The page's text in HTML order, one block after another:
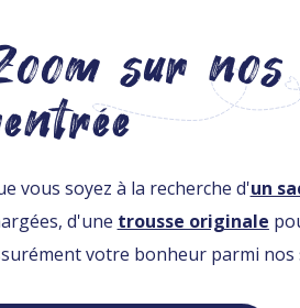
sur nos
vous soyez à la recherche d'un
d'une trousse originale
votre bonheur parmi nos